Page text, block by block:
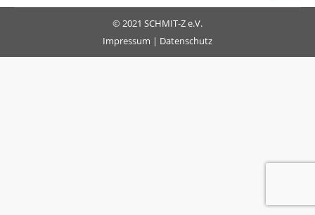
© 2021 SCHMIT-Z e.V.
Impressum | Datenschutz